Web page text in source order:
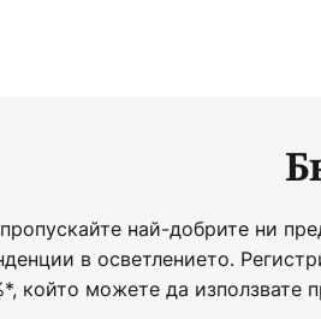
най-добрите ни
в осветлението.
който можете да използвате